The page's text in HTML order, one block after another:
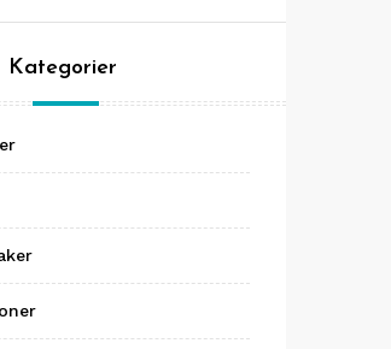
Kategorier